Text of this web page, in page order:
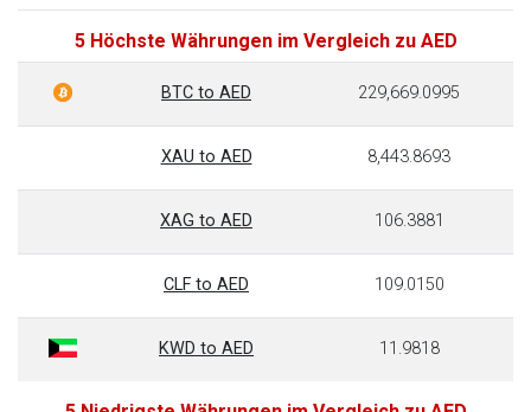
5 Höchste Währungen im Vergleich zu AED
BTC to AED 229,669.0995
XAU to AED 8,443.8693
XAG to AED 106.3881
CLF to AED 109.0150
KWD to AED 11.9818